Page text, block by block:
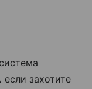
захотите